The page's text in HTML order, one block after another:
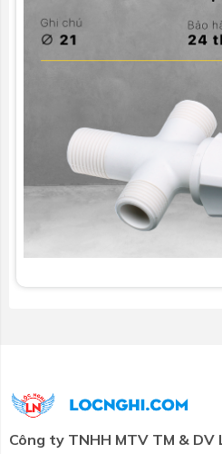
Công ty TNHH MTV TM & DV